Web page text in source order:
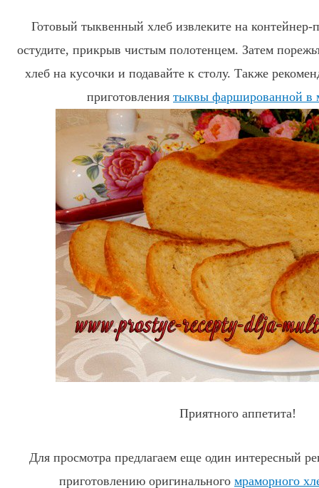
Готовый тыквенный хлеб извлеките на контейнер-
остудите, прикрыв чистым полотенцем. Затем
хлеб на кусочки и подавайте к столу. Также
приготовления тыквы фаршированной в
Приятного аппетита!
Для просмотра предлагаем еще один интересный
приготовлению оригинального мраморного